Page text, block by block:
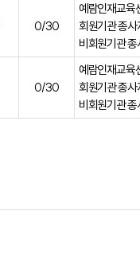
0/30
예람인재교육
회원기관 종
비회원기관
0/30
예람인재교육
회원기관 종
비회원기관